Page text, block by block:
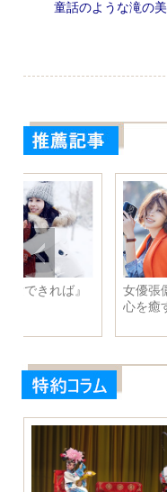
童話のような滝の
女優張儷の冬季写真